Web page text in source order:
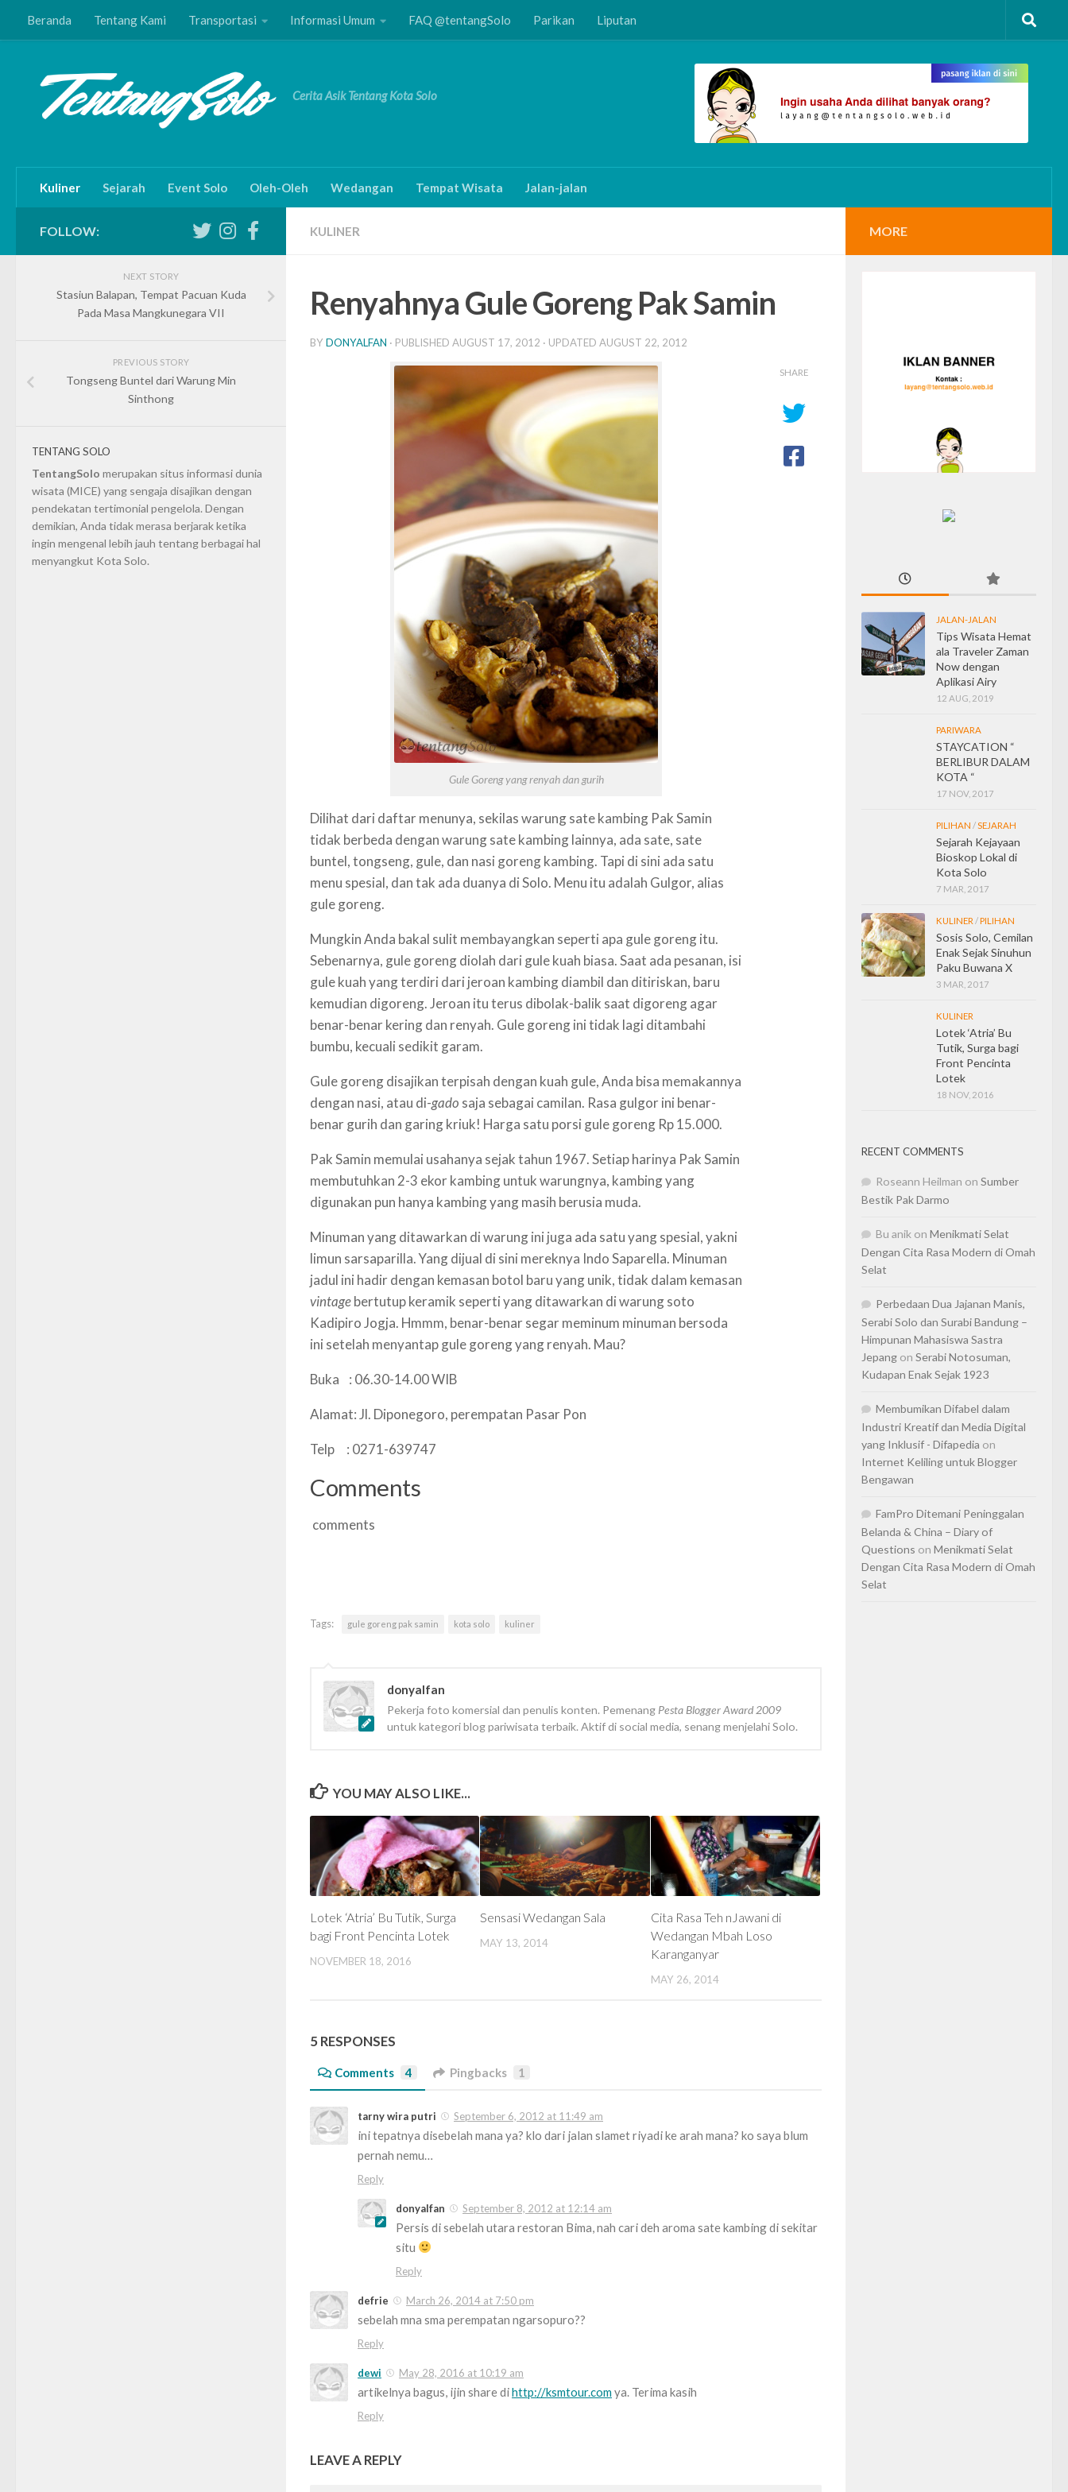
Skip to content
Beranda Tentang Kami Transportasi Informasi Umum FAQ @tentangSolo Parikan Liputan
Cerita Asik Tentang Kota Solo
Kuliner Sejarah Event Solo Oleh-Oleh Wedangan Tempat Wisata Jalan-jalan
KULINER
Renyahnya Gule Goreng Pak Samin
BY DONYALFAN · PUBLISHED AUGUST 17, 2012 · UPDATED AUGUST 22, 2012
Gule Goreng yang renyah dan gurih
Dilihat dari daftar menunya, sekilas warung sate kambing Pak Samin
tidak berbeda dengan warung sate kambing lainnya, ada sate, sate
buntel, tongseng, gule, dan nasi goreng kambing. Tapi di sini ada satu
menu spesial, dan tak ada duanya di Solo. Menu itu adalah Gulgor, alias
gule goreng.
Mungkin Anda bakal sulit membayangkan seperti apa gule goreng itu.
Sebenarnya, gule goreng diolah dari gule kuah biasa. Saat ada pesanan, isi
gule kuah yang terdiri dari jeroan kambing diambil dan ditiriskan, baru
kemudian digoreng. Jeroan itu terus dibolak-balik saat digoreng agar
benar-benar kering dan renyah. Gule goreng ini tidak lagi ditambahi
bumbu, kecuali sedikit garam.
Gule goreng disajikan terpisah dengan kuah gule, Anda bisa memakannya
dengan nasi, atau di-gado saja sebagai camilan. Rasa gulgor ini benar-
benar gurih dan garing kriuk! Harga satu porsi gule goreng Rp 15.000.
Pak Samin memulai usahanya sejak tahun 1967. Setiap harinya Pak Samin
membutuhkan 2-3 ekor kambing untuk warungnya, kambing yang
digunakan pun hanya kambing yang masih berusia muda.
Minuman yang ditawarkan di warung ini juga ada satu yang spesial, yakni
limun sarsaparilla. Yang dijual di sini mereknya Indo Saparella. Minuman
jadul ini hadir dengan kemasan botol baru yang unik, tidak dalam kemasan
vintagebertutup keramik seperti yang ditawarkan di warung soto
Kadipiro Jogja. Hmmm, benar-benar segar meminum minuman bersoda
ini setelah menyantap gule goreng yang renyah. Mau?
Buka : 06.30-14.00 WIB
Alamat: Jl. Diponegoro, perempatan Pasar Pon
Telp : 0271-639747
Comments
comments
SHARE
Tags: gule goreng pak samin kota solo kuliner
donyalfan
Pekerja foto komersial dan penulis konten. Pemenang Pesta Blogger Award 2009
untuk kategori blog pariwisata terbaik. Aktif di social media, senang menjelahi Solo.
YOU MAY ALSO LIKE...
Lotek ‘Atria’ Bu Tutik, Surga
bagi Front Pencinta Lotek
NOVEMBER 18, 2016
Sensasi Wedangan Sala
MAY 13, 2014
Cita Rasa Teh nJawani di
Wedangan Mbah Loso
Karanganyar
MAY 26, 2014
5 RESPONSES
Comments 4 Pingbacks 1
tarny wira putri September 6, 2012 at 11:49 am
ini tepatnya disebelah mana ya? klo dari jalan slamet riyadi ke arah mana? ko saya blum
pernah nemu…
Reply
donyalfan September 8, 2012 at 12:14 am
Persis di sebelah utara restoran Bima, nah cari deh aroma sate kambing di sekitar
situ
Reply
defrie March 26, 2014 at 7:50 pm
sebelah mna sma perempatan ngarsopuro??
Reply
dewi May 28, 2016 at 10:19 am
artikelnya bagus, ijin share dihttp://ksmtour.comya. Terima kasih
Reply
LEAVE A REPLY
FOLLOW:
NEXT STORY
Stasiun Balapan, Tempat Pacuan Kuda
Pada Masa Mangkunegara VII
PREVIOUS STORY
Tongseng Buntel dari Warung Min
Sinthong
TENTANG SOLO
TentangSolo merupakan situs informasi dunia
wisata (MICE) yang sengaja disajikan dengan
pendekatan tertimonial pengelola. Dengan
demikian, Anda tidak merasa berjarak ketika
ingin mengenal lebih jauh tentang berbagai hal
menyangkut Kota Solo.
MORE
JALAN-JALAN
Tips Wisata Hemat
ala Traveler Zaman
Now dengan
Aplikasi Airy
12 AUG, 2019
PARIWARA
STAYCATION “
BERLIBUR DALAM
KOTA “
17 NOV, 2017
PILIHAN /SEJARAH
Sejarah Kejayaan
Bioskop Lokal di
Kota Solo
7 MAR, 2017
KULINER /PILIHAN
Sosis Solo, Cemilan
Enak Sejak Sinuhun
Paku Buwana X
3 MAR, 2017
KULINER
Lotek ‘Atria’ Bu
Tutik, Surga bagi
Front Pencinta
Lotek
18 NOV, 2016
RECENT COMMENTS
Roseann Heilman on Sumber
Bestik Pak Darmo
Bu anik on Menikmati Selat
Dengan Cita Rasa Modern di Omah
Selat
Perbedaan Dua Jajanan Manis,
Serabi Solo dan Surabi Bandung –
Himpunan Mahasiswa Sastra
Jepang on Serabi Notosuman,
Kudapan Enak Sejak 1923
Membumikan Difabel dalam
Industri Kreatif dan Media Digital
yang Inklusif - Difapedia on
Internet Keliling untuk Blogger
Bengawan
FamPro Ditemani Peninggalan
Belanda & China – Diary of
Questions on Menikmati Selat
Dengan Cita Rasa Modern di Omah
Selat